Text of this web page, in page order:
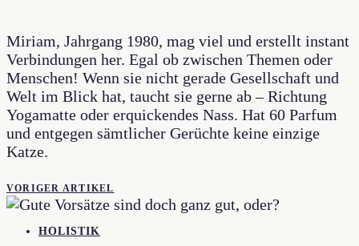
Miriam, Jahrgang 1980, mag viel und erstellt instant
Verbindungen her. Egal ob zwischen Themen oder
Menschen! Wenn sie nicht gerade Gesellschaft und
Welt im Blick hat, taucht sie gerne ab – Richtung
Yogamatte oder erquickendes Nass. Hat 60 Parfum
und entgegen sämtlicher Gerüchte keine einzige
Katze.
VORIGER ARTIKEL
HOLISTIK